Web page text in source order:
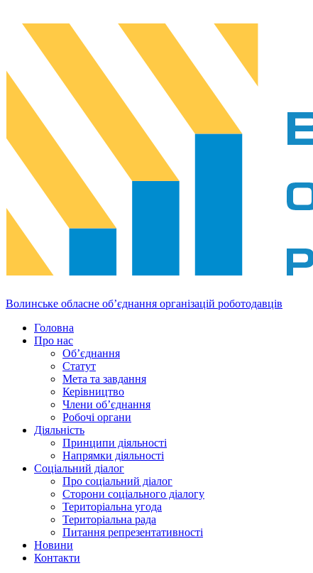
Волинське обласне об’єднання організацій роботодавців
Головна
Про нас
Об’єднання
Статут
Мета та завдання
Керівництво
Члени об’єднання
Робочі органи
Діяльність
Принципи діяльності
Напрямки діяльності
Соціальний діалог
Про соціальний діалог
Сторони соціального діалогу
Територіальна угода
Територіальна рада
Питання репрезентативності
Новини
Контакти